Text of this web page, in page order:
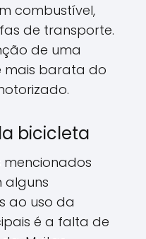
combustível,
de transporte.
de uma
mais barata do
bicicleta
alguns
ao uso da
é a falta de